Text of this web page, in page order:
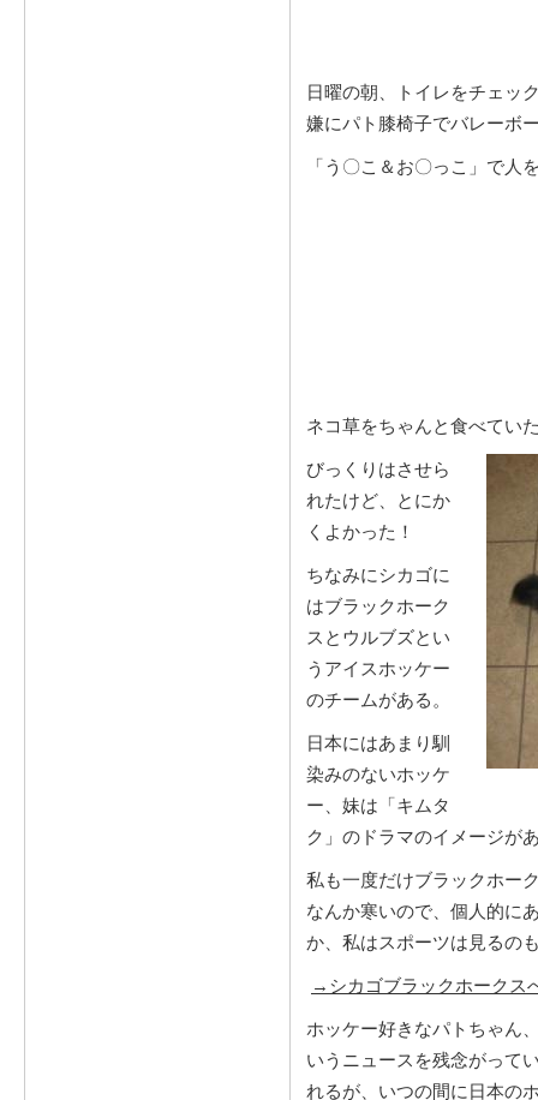
日曜の朝、トイレをチェッ
嫌にパト膝椅子でバレーボ
「う〇こ＆お〇っこ」で人
ネコ草をちゃんと食べてい
びっくりはさせら
れたけど、とにか
くよかった！
ちなみにシカゴに
はブラックホーク
スとウルブズとい
うアイスホッケー
のチームがある。
日本にはあまり馴
染みのないホッケ
ー、妹は「キムタ
ク」のドラマのイメージが
私も一度だけブラックホー
なんか寒いので、個人的に
か、私はスポーツは見るの
→シカゴブラックホークス
ホッケー好きなパトちゃん
いうニュースを残念がって
れるが、いつの間に日本の